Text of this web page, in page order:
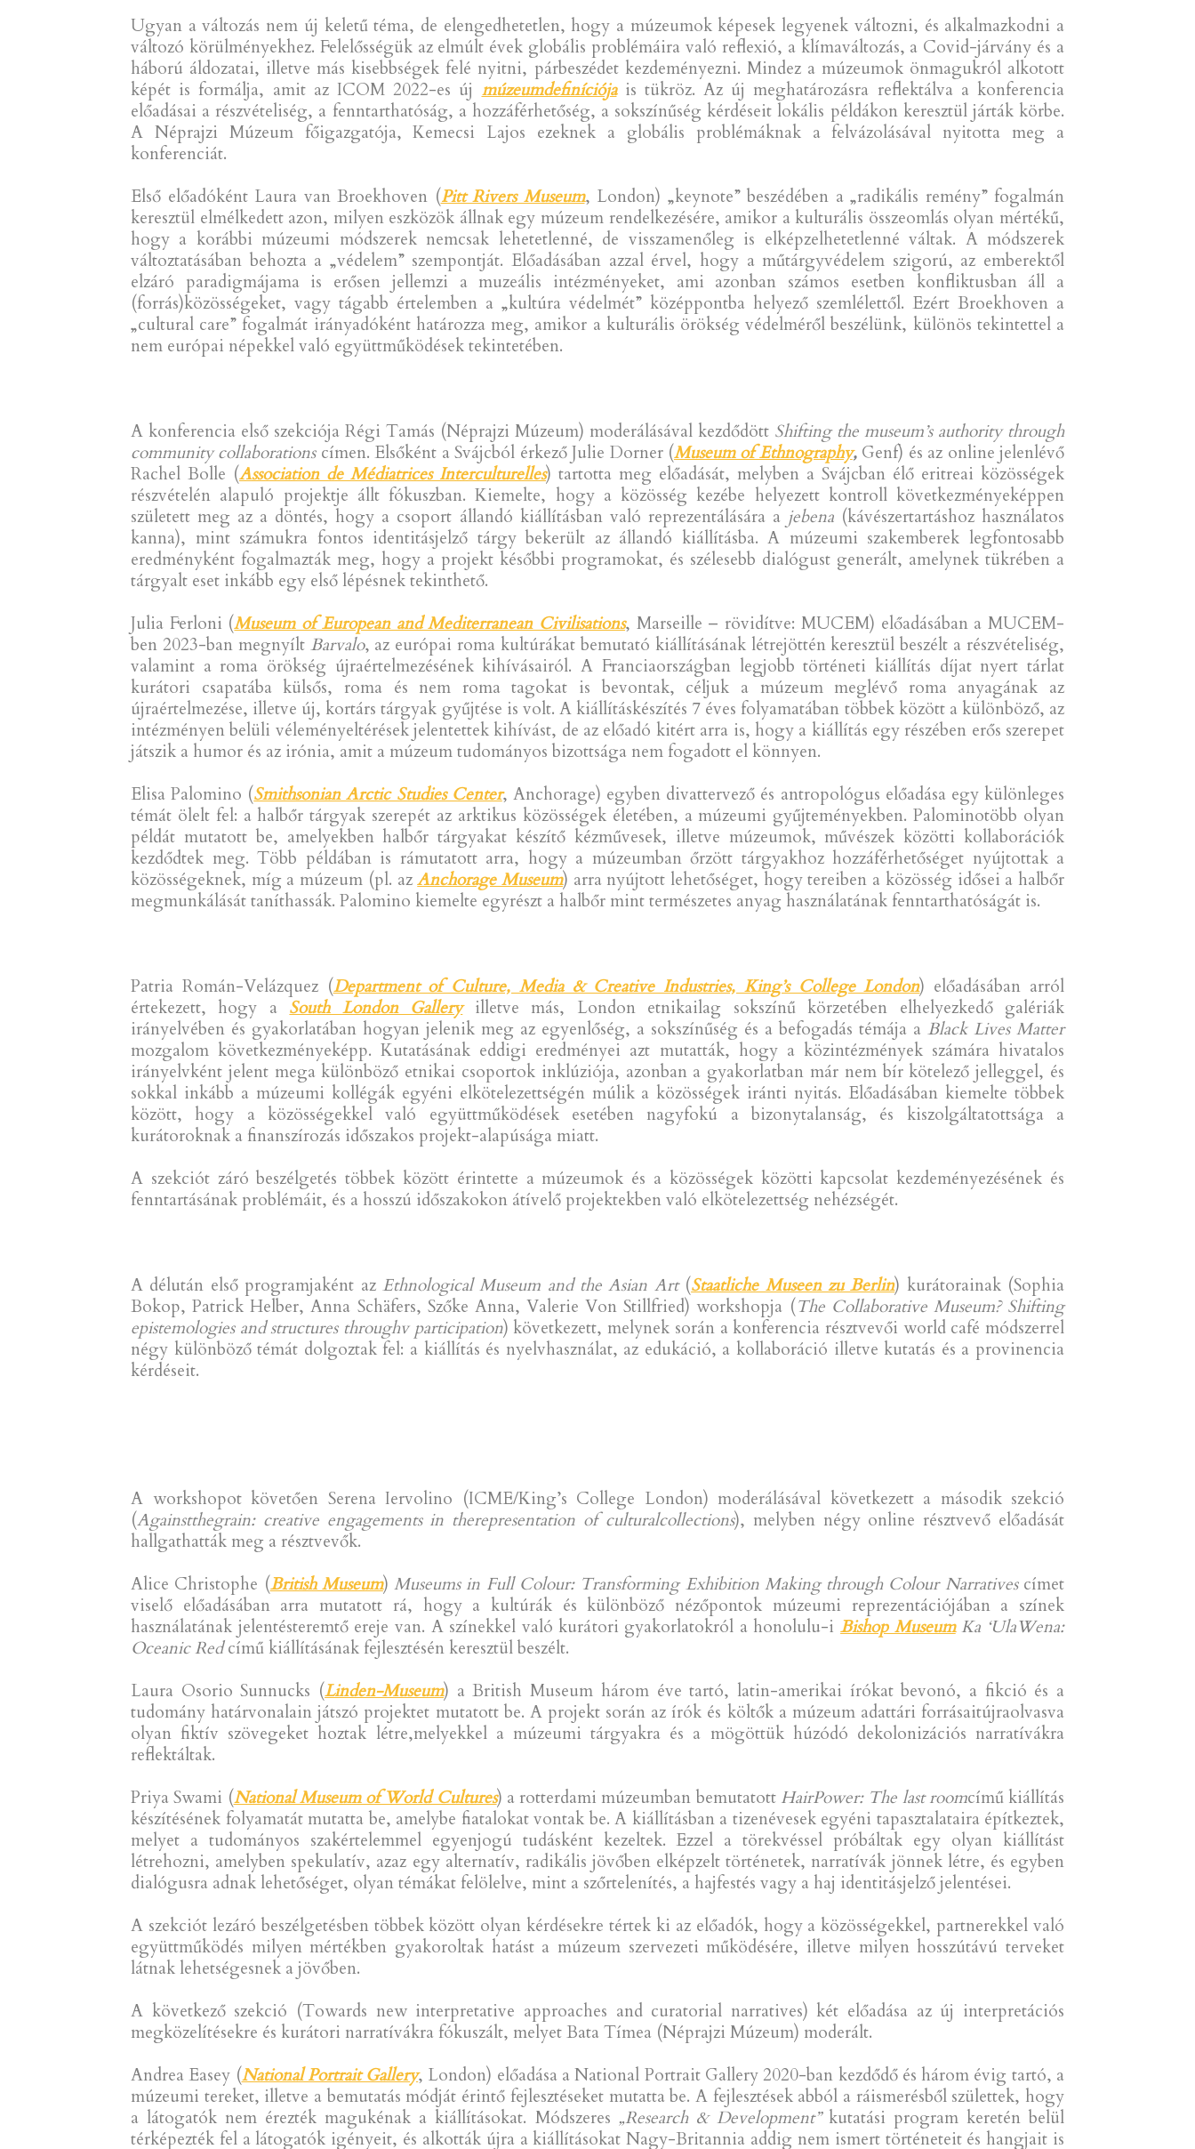
Ugyan a változás nem új keletű téma, de elengedhetetlen, hogy a múzeumok képesek legyenek változni, és alkalmazkodni a
változó körülményekhez. Felelősségük az elmúlt évek globális problémáira való reflexió, a klímaváltozás, a Covid-járvány és a
háború áldozatai, illetve más kisebbségek felé nyitni, párbeszédet kezdeményezni. Mindez a múzeumok önmagukról alkotott
képét is formálja, amit az ICOM 2022-es új múzeumdefiníciójais tükröz. Az új meghatározásra reflektálva a konferencia
előadásai a részvételiség, a fenntarthatóság, a hozzáférhetőség, a sokszínűség kérdéseit lokális példákon keresztül járták körbe.
A Néprajzi Múzeum főigazgatója, Kemecsi Lajos ezeknek a globális problémáknak a felvázolásával nyitotta meg a
konferenciát.
Első előadóként Laura van Broekhoven (Pitt Rivers Museum, London) „keynote” beszédében a „radikális remény” fogalmán
keresztül elmélkedett azon, milyen eszközök állnak egy múzeum rendelkezésére, amikor a kulturális összeomlás olyan mértékű,
hogy a korábbi múzeumi módszerek nemcsak lehetetlenné, de visszamenőleg is elképzelhetetlenné váltak. A módszerek
változtatásában behozta a „védelem” szempontját. Előadásában azzal érvel, hogy a műtárgyvédelem szigorú, az emberektől
elzáró paradigmájama is erősen jellemzi a muzeális intézményeket, ami azonban számos esetben konfliktusban áll a
(forrás)közösségeket, vagy tágabb értelemben a „kultúra védelmét” középpontba helyező szemlélettől. Ezért Broekhoven a
„cultural care” fogalmát irányadóként határozza meg, amikor a kulturális örökség védelméről beszélünk, különös tekintettel a
nem európai népekkel való együttműködések tekintetében.
A konferencia első szekciója Régi Tamás (Néprajzi Múzeum) moderálásával kezdődött Shifting the museum’s authority through
community collaborations címen. Elsőként a Svájcból érkező Julie Dorner (Museum of Ethnography,Genf) és az online jelenlévő
Rachel Bolle (Association de Médiatrices Interculturelles) tartotta meg előadását, melyben a Svájcban élő eritreai közösségek
részvételén alapuló projektje állt fókuszban. Kiemelte, hogy a közösség kezébe helyezett kontroll következményeképpen
született meg az a döntés, hogy a csoport állandó kiállításban való reprezentálására a jebena (kávészertartáshoz használatos
kanna), mint számukra fontos identitásjelző tárgy bekerült az állandó kiállításba. A múzeumi szakemberek legfontosabb
eredményként fogalmazták meg, hogy a projekt későbbi programokat, és szélesebb dialógust generált, amelynek tükrében a
tárgyalt eset inkább egy első lépésnek tekinthető.
Julia Ferloni (Museum of European and Mediterranean Civilisations, Marseille – rövidítve: MUCEM) előadásában a MUCEM-
ben 2023-ban megnyílt Barvalo, az európai roma kultúrákat bemutató kiállításának létrejöttén keresztül beszélt a részvételiség,
valamint a roma örökség újraértelmezésének kihívásairól. A Franciaországban legjobb történeti kiállítás díjat nyert tárlat
kurátori csapatába külsős, roma és nem roma tagokat is bevontak, céljuk a múzeum meglévő roma anyagának az
újraértelmezése, illetve új, kortárs tárgyak gyűjtése is volt. A kiállításkészítés 7 éves folyamatában többek között a különböző, az
intézményen belüli véleményeltérések jelentettek kihívást, de az előadó kitért arra is, hogy a kiállítás egy részében erős szerepet
játszik a humor és az irónia, amit a múzeum tudományos bizottsága nem fogadott el könnyen.
Elisa Palomino (Smithsonian Arctic Studies Center, Anchorage) egyben divattervező és antropológus előadása egy különleges
témát ölelt fel: a halbőr tárgyak szerepét az arktikus közösségek életében, a múzeumi gyűjteményekben. Palominotöbb olyan
példát mutatott be, amelyekben halbőr tárgyakat készítő kézművesek, illetve múzeumok, művészek közötti kollaborációk
kezdődtek meg. Több példában is rámutatott arra, hogy a múzeumban őrzött tárgyakhoz hozzáférhetőséget nyújtottak a
közösségeknek, míg a múzeum (pl. azAnchorage Museum) arra nyújtott lehetőséget, hogy tereiben a közösség idősei a halbőr
megmunkálását taníthassák. Palomino kiemelte egyrészt a halbőr mint természetes anyag használatának fenntarthatóságát is.
Patria Román-Velázquez (Department of Culture, Media & Creative Industries, King’s College London) előadásában arról
értekezett, hogy a South London Galleryilletve más, London etnikailag sokszínű körzetében elhelyezkedő galériák
irányelvében és gyakorlatában hogyan jelenik meg az egyenlőség, a sokszínűség és a befogadás témája a Black Lives Matter
mozgalom következményeképp. Kutatásának eddigi eredményei azt mutatták, hogy a közintézmények számára hivatalos
irányelvként jelent mega különböző etnikai csoportok inklúziója, azonban a gyakorlatban már nem bír kötelező jelleggel, és
sokkal inkább a múzeumi kollégák egyéni elkötelezettségén múlik a közösségek iránti nyitás. Előadásában kiemelte többek
között, hogy a közösségekkel való együttműködések esetében nagyfokú a bizonytalanság, és kiszolgáltatottsága a
kurátoroknak a finanszírozás időszakos projekt-alapúsága miatt.
A szekciót záró beszélgetés többek között érintette a múzeumok és a közösségek közötti kapcsolat kezdeményezésének és
fenntartásának problémáit, és a hosszú időszakokon átívelő projektekben való elkötelezettség nehézségét.
A délután első programjaként az Ethnological Museum and the Asian Art (Staatliche Museen zu Berlin) kurátorainak (Sophia
Bokop, Patrick Helber, Anna Schäfers, Szőke Anna, Valerie Von Stillfried) workshopja (The Collaborative Museum? Shifting
epistemologies and structures throughv participation) következett, melynek során a konferencia résztvevői world café módszerrel
négy különböző témát dolgoztak fel: a kiállítás és nyelvhasználat, az edukáció, a kollaboráció illetve kutatás és a provinencia
kérdéseit.
A workshopot követően Serena Iervolino (ICME/King’s College London) moderálásával következett a második szekció
(Againstthegrain: creative engagements in therepresentation of culturalcollections), melyben négy online résztvevő előadását
hallgathatták meg a résztvevők.
Alice Christophe (British Museum)Museums in Full Colour: Transforming Exhibition Making through Colour Narrativescímet
viselő előadásában arra mutatott rá, hogy a kultúrák és különböző nézőpontok múzeumi reprezentációjában a színek
Oceanic Redcímű kiállításának fejlesztésén keresztül beszélt.
Laura Osorio Sunnucks ( Linden-Museum) a British Museum három éve tartó, latin-amerikai írókat bevonó, a fikció és a
tudomány határvonalain játszó projektet mutatott be. A projekt során az írók és költők a múzeum adattári forrásaitújraolvasva